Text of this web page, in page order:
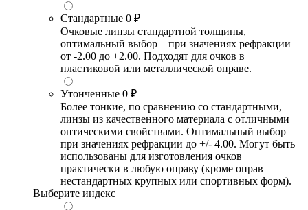
Стандартные 0 ₽
Очковые линзы стандартной толщины,
оптимальный выбор – при значениях рефракции
от -2.00 до +2.00. Подходят для очков в
пластиковой или металлической оправе.
Утонченные 0 ₽
Более тонкие, по сравнению со стандартными,
линзы из качественного материала с отличными
оптическими свойствами. Оптимальный выбор
при значениях рефракции до +/- 4.00. Могут быть
использованы для изготовления очков
практически в любую оправу (кроме оправ
нестандартных крупных или спортивных форм).
Выберите индекс